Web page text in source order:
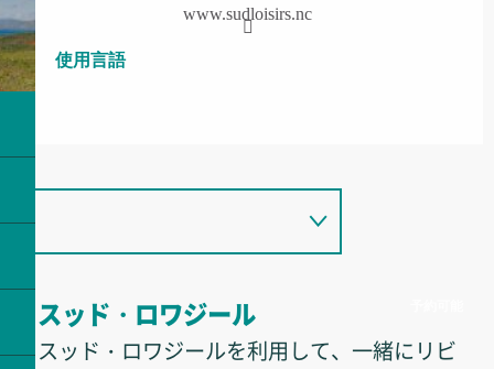
www.sudloisirs.nc
使用言語
使用言語
スッド・ロワジール
スッド・ロワジールを利用して、一緒にリビ